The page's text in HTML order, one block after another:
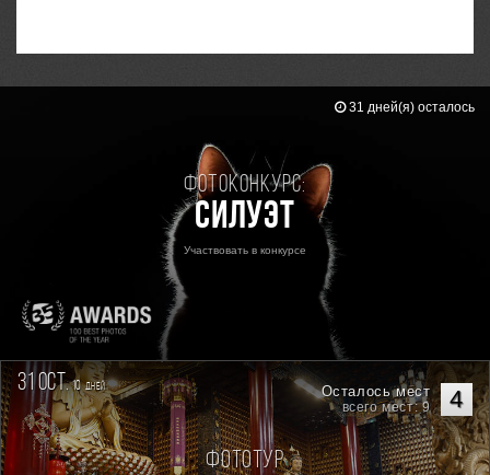
Фотоконкурс:
Силуэт
Участвовать в конкурсе
31 дней(я) осталось
31 oct.10дней 4
Осталось мест
всего мест: 9
Фототур